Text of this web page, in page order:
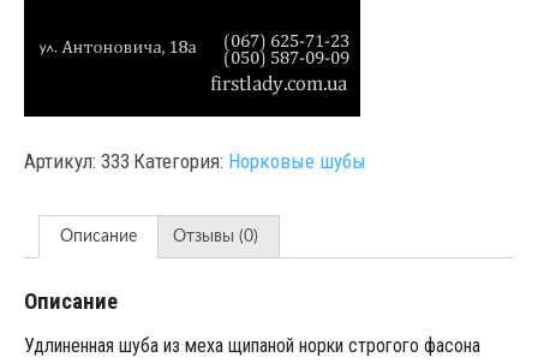
Артикул: 333 Категория: Норковые шубы
Описание Отзывы (0)
Описание
Удлиненная шуба из меха щипаной норки строгого фасона